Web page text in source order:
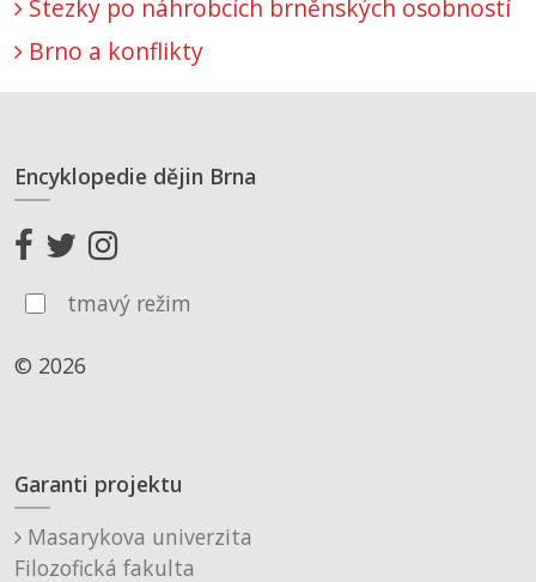
Stezky po náhrobcích brněnských osobností
Brno a konflikty
Encyklopedie dějin Brna
tmavý režim
© 2026
Garanti projektu
Masarykova univerzita
Filozofická fakulta